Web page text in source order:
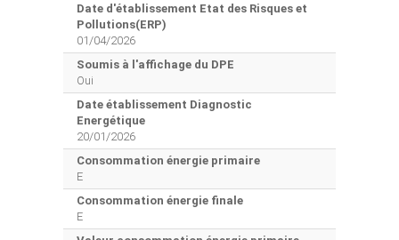
Date d'établissement Etat des Risques et
Pollutions(ERP)
01/04/2026
Soumis à l'affichage du DPE
Oui
Date établissement Diagnostic
Energétique
20/01/2026
Consommation énergie primaire
E
Consommation énergie finale
E